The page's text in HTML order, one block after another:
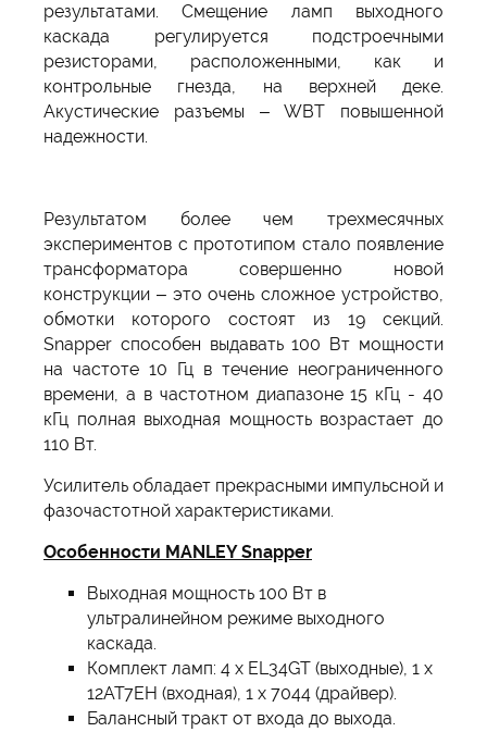
результатами. Смещение ламп выходного
каскада регулируется подстроечными
резисторами, расположенными, как и
контрольные гнезда, на верхней деке.
Акустические разъемы – WBT повышенной
надежности.
Результатом более чем трехмесячных
экспериментов с прототипом стало появление
трансформатора совершенно новой
конструкции – это очень сложное устройство,
обмотки которого состоят из 19 секций.
Snapper способен выдавать 100 Вт мощности
на частоте 10 Гц в течение неограниченного
времени, а в частотном диапазоне 15 кГц - 40
кГц полная выходная мощность возрастает до
110 Вт.
Усилитель обладает прекрасными импульсной и
фазочастотной характеристиками.
Особенности MANLEY Snapper
Выходная мощность 100 Вт в
ультралинейном режиме выходного
каскада.
Комплект ламп: 4 х EL34GT (выходные), 1 х
12AT7EH (входная), 1 х 7044 (драйвер).
Балансный тракт от входа до выхода.